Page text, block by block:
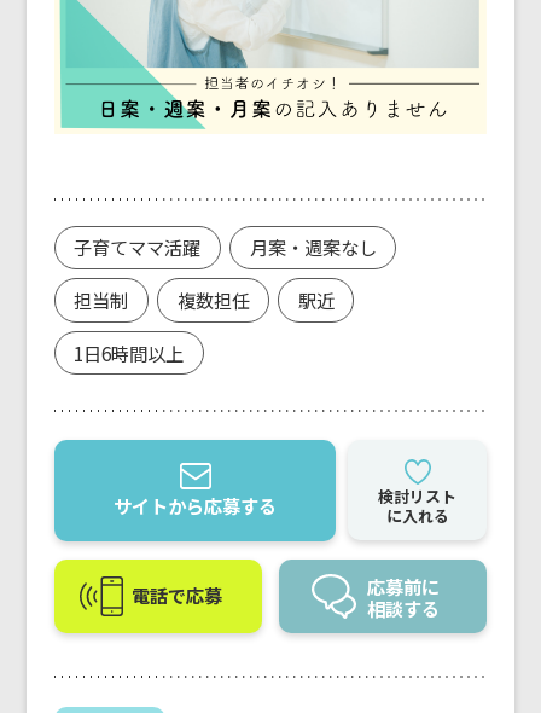
子育てママ活躍
月案・週案なし
担当制
複数担任
駅近
1日6時間以上
サイトから応募する
検討リスト
に入れる
電話で応募
応募前に
相談する